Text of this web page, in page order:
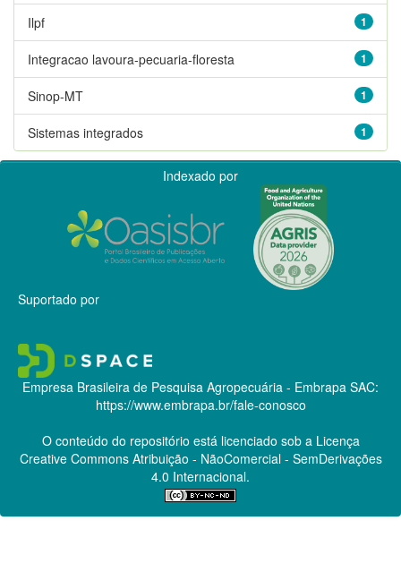
1
Ilpf
1
Integracao lavoura-pecuaria-floresta
1
Sinop-MT
1
Sistemas integrados
Indexado por
Suportado por
Empresa Brasileira de Pesquisa Agropecuária - Embrapa SAC:
https://www.embrapa.br/fale-conosco
O conteúdo do repositório está licenciado sob a Licença
Creative CommonsAtribuição - NãoComercial - SemDerivações
4.0 Internacional.